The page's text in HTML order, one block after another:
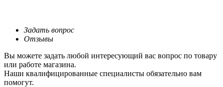
Задать вопрос
Отзывы
Вы можете задать любой интересующий вас вопрос по товару
или работе магазина.
Наши квалифицированные специалисты обязательно вам
помогут.